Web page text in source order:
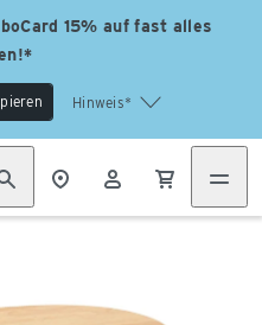
15% auf fast alles
Hinweis*